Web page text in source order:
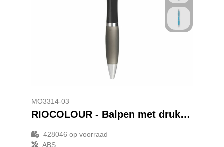
MO3314-03
RIOCOLOUR - Balpen met drukmechanisme
428046 op voorraad
ABS